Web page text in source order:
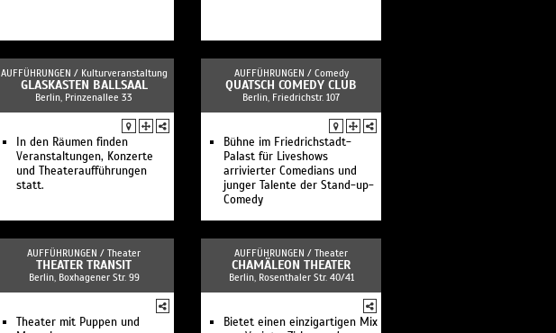
AUFFÜHRUNGEN / Kulturveranstaltung
GLASKASTEN BALLSAAL
Berlin, Prinzenallee 33
In den Räumen finden
Veranstaltungen, Konzerte
und Theateraufführungen
statt.
AUFFÜHRUNGEN / Comedy
QUATSCH COMEDY CLUB
Berlin, Friedrichstr. 107
Bühne im Friedrichstadt-
Palast für Liveshows
arrivierter Comedians und
junger Talente der Stand-up-
Comedy
AUFFÜHRUNGEN / Theater
THEATER TRANSIT
Berlin, Boxhagener Str. 99
Theater mit Puppen und
AUFFÜHRUNGEN / Theater
CHAMÄLEON THEATER
Berlin, Rosenthaler Str. 40/41
Bietet einen einzigartigen Mix